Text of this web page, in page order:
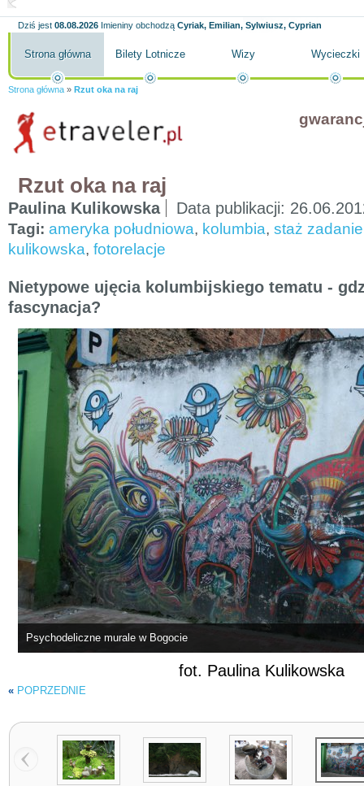
Dziś jest 08.08.2026 Imieniny obchodzą Cyriak, Emilian, Sylwiusz, Cyprian
Strona główna Bilety Lotnicze Wizy Wycieczki
Strona główna » Rzut oka na raj
Rzut oka na raj
Paulina Kulikowska Data publikacji:
Tagi: ameryka południowa, kolumbia, staż
kulikowska, fotorelacje
Nietypowe ujęcia kolumbijskiego tematu -
fascynacja?
Psychodeliczne murale w Bogocie
fot. Paulina Kulikowska
« POPRZEDNIE